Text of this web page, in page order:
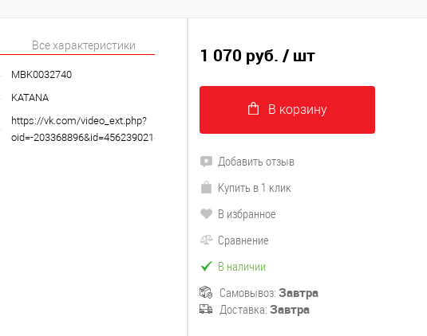
Все характеристики
MBK0032740
KATANA
https://vk.com/video_ext.php?
oid=-203368896&id=456239021&hd=2
1 070 руб. / шт
В корзину
Добавить отзыв
Купить в 1 клик
В избранное
Сравнение
В наличии
Самовывоз: Завтра
Доставка: Завтра